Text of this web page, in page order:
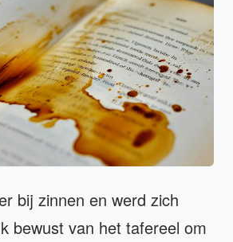
bij zinnen en werd zich
bewust van het tafereel om